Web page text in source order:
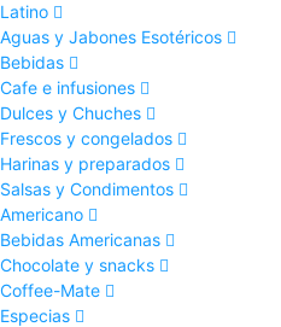
Latino
Aguas y Jabones Esotéricos
Bebidas
Cafe e infusiones
Dulces y Chuches
Frescos y congelados
Harinas y preparados
Salsas y Condimentos
Americano
Bebidas Americanas
Chocolate y snacks
Coffee-Mate
Especias